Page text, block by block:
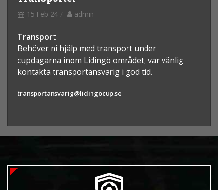
15 Feb 24 admin
Transport
Behöver ni hjälp med transport under
cupdagarna inom Lidingö området, var vänlig
kontakta transportansvarig i god tid.
transportansvarig@lidingocup.se